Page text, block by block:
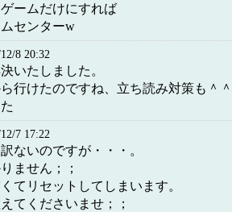
ームだけにすれば
センターw
8 20:32
いたしました。
行けたのですね、立ち読み対策も＾
た
7 17:22
ないのですが・・・。
ません；；
てリセットしてしまいます。
てくださいませ；；